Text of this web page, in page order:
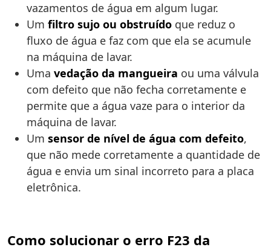
vazamentos de água em algum lugar.
Um filtro sujo ou obstruído que reduz o
fluxo de água e faz com que ela se acumule
na máquina de lavar.
Uma vedação da mangueira ou uma válvula
com defeito que não fecha corretamente e
permite que a água vaze para o interior da
máquina de lavar.
Um sensor de nível de água com defeito,
que não mede corretamente a quantidade de
água e envia um sinal incorreto para a placa
eletrônica.
Como solucionar o erro F23 da